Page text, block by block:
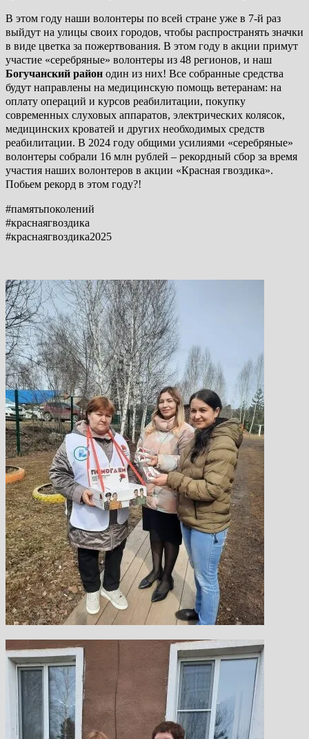
В этом году наши волонтеры по всей стране уже в 7-й раз
выйдут на улицы своих городов, чтобы распространять значки
в виде цветка за пожертвования. В этом году в акции примут
участие «серебряные» волонтеры из 48 регионов, и наш
Богучанский район один из них! Все собранные средства
будут направлены на медицинскую помощь ветеранам: на
оплату операций и курсов реабилитации, покупку
современных слуховых аппаратов, электрических колясок,
медицинских кроватей и других необходимых средств
реабилитации. В 2024 году общими усилиями «серебряные»
волонтеры собрали 16 млн рублей – рекордный сбор за время
участия наших волонтеров в акции «Красная гвоздика».
Побьем рекорд в этом году?!
#памятьпоколений
#краснаягвоздика
#краснаягвоздика2025